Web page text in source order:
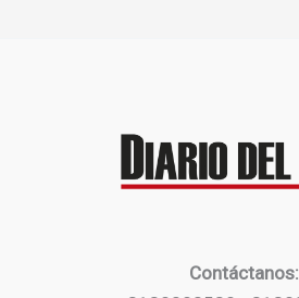
Contáctanos: